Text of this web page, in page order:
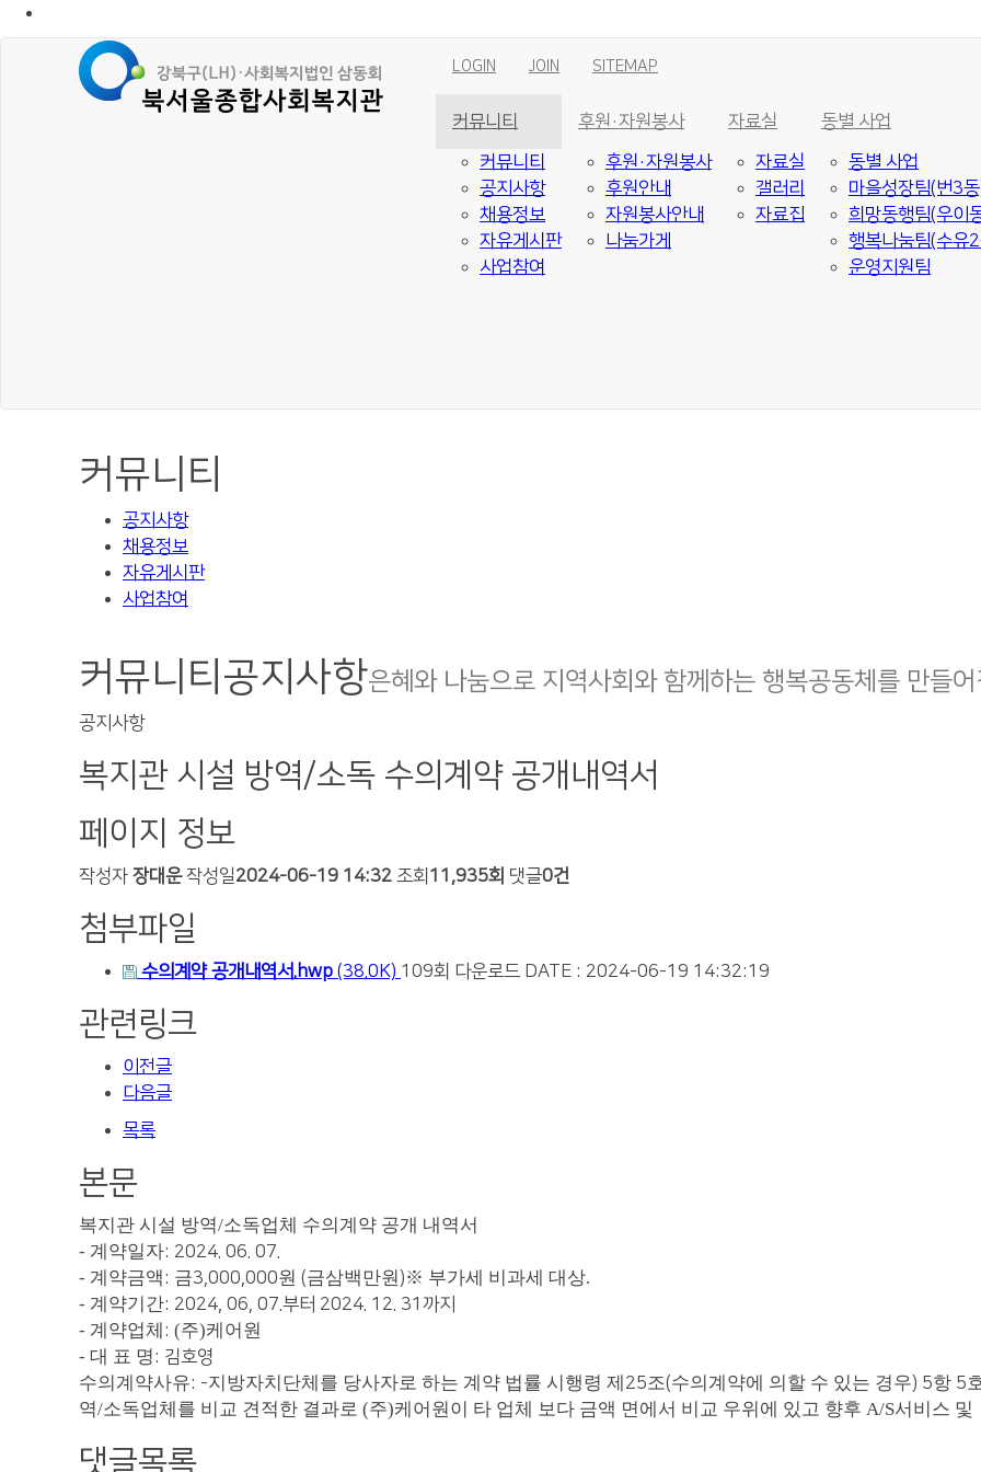
LOGIN JOIN SITEMAP
커뮤니티
커뮤니티
공지사항
채용정보
자유게시판
사업참여
후원·자원봉사
후원·자원봉사
후원안내
자원봉사안내
나눔가게
자료실
자료실
갤러리
자료집
동별 사업
동별 사업
마을성장팀(번3
희망동행팀(우이
행복나눔팀(수유
운영지원팀
커뮤니티
공지사항
채용정보
자유게시판
사업참여
커뮤니티 공지사항은혜와 나눔으로 지역사회와 함께하는 행복공동체를 만들
공지사항
복지관 시설 방역/소독 수의계약 공개내역서
페이지 정보
작성자 장대운 작성일2024-06-19 14:32 조회 11,935회 댓글0건
첨부파일
수의계약 공개내역서.hwp (38.0K) 109회 다운로드 DATE : 2024-06-19 14:32:19
관련링크
이전글
다음글
목록
본문
복지관 시설 방역/소독업체 수의계약 공개 내역서
- 계약일자: 2024. 06. 07.
- 계약금액: 금3,000,000원 (금삼백만원 )※ 부가세 비과세 대상.
- 계약기간: 2024, 06, 07.부터 2024. 12. 31까지
- 계약업체 : (주)케어원
- 대 표 명: 김호영
수의계약사유: -지방자치단체를 당사자로 하는 계약 법률 시행령 제 25조(수의계약에 의할 수 있는 경우) 5항 5
역/소독업체를 비교 견적한 결과로 (주)케어원이 타 업체 보다 금액 면에서 비교 우위에 있고 향후 A/S서비스
댓글목록